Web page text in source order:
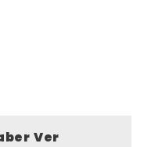
Ver